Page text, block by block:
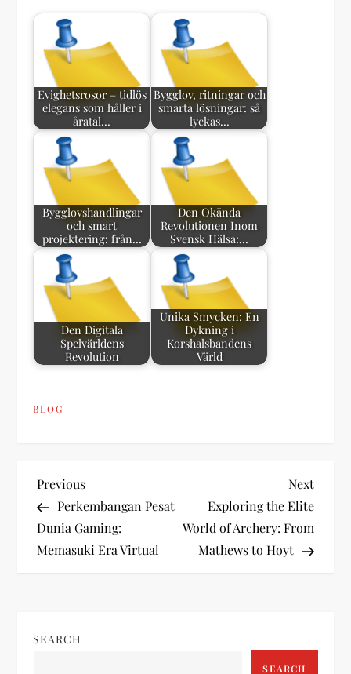
Evighetsrosor – tidlös
elegans som håller i
åratal…
Bygglov, ritningar och
smarta lösningar: så
lyckas…
Bygglovshandlingar
och smart
projektering: från…
Den Okända
Revolutionen Inom
Svensk Hälsa:…
Den Digitala
Spelvärldens
Revolution
Unika Smycken: En
Dykning i
Korshalsbandens
Värld
BLOG
P
o
s
n
Previous
Post
Previous
Perkembangan Pesat
Dunia Gaming:
Memasuki Era Virtual
Next
Post
Next
Exploring the Elite
World of Archery: From
Mathews to Hoyt
SEARCH
SEARCH